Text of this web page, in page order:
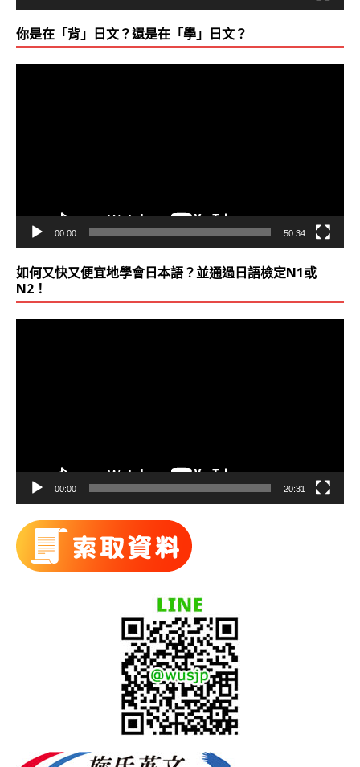
你是在「背」日文？還是在「學」日文？
00:00 50:34
如何又快又便宜地學會日本語？並通過日語檢定N1或
N2！
00:00 20:31